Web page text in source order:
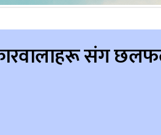
संग